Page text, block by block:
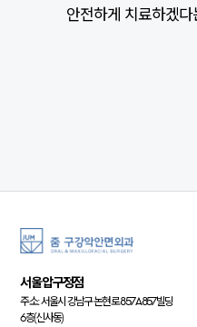
안전하게 치료하겠
서울 압구정점
주소: 서울시 강남구 논현로 857 A857빌딩
6층(신사동)